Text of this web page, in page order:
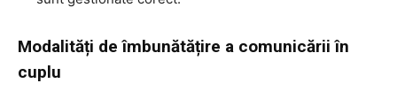
Modalități de îmbunătățire a comunicării în
cuplu